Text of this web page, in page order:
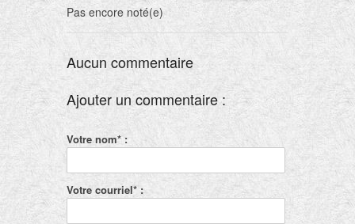
Pas encore noté(e)
Aucun commentaire
Ajouter un commentaire :
Votre nom* :
Votre courriel* :